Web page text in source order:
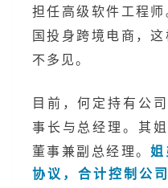
担任高级软件工程
国投身跨境电商，
不多见。
目前，何定持有公
事长与总经理。其
董事兼副总经理。姐
协议，合计控制公